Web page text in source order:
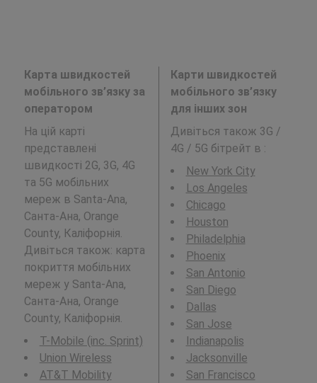
Карта швидкостей
мобільного зв’язку за
оператором
На цій карті
представлені
швидкості 2G, 3G, 4G
та 5G мобільних
мереж в Santa-Ana,
Санта-Ана, Orange
County, Каліфорнія.
Дивіться також: карта
покриття мобільних
мереж у Santa-Ana,
Санта-Ана, Orange
County, Каліфорнія.
T-Mobile (inc. Sprint)
Union Wireless
AT&T Mobility
Карти швидкостей
мобільного зв’язку
для інших зон
Дивіться також 3G /
4G / 5G бітрейт в :
New York City
Los Angeles
Chicago
Houston
Philadelphia
Phoenix
San Antonio
San Diego
Dallas
San Jose
Indianapolis
Jacksonville
San Francisco